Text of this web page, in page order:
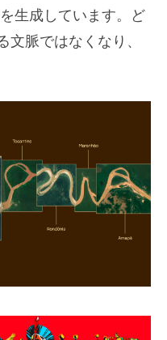
生成しています。ど
脈ではなくなり、